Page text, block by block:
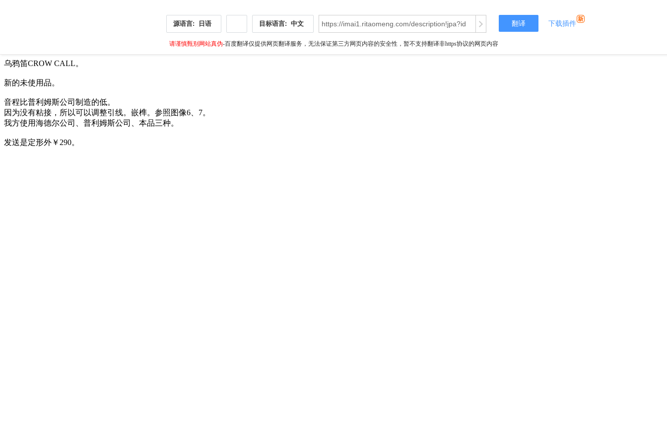
源语言: 日语 目标语言: 中文 翻译 下载插件
请谨慎甄别网站真伪-百度翻译仅提供网页翻译服务，无法保证第三方网页内容的安全性，暂不支持翻译非https协议的网页内容